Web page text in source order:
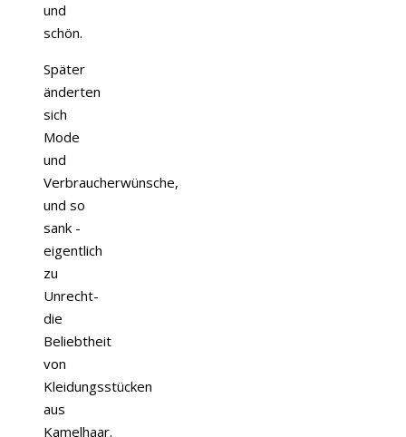
und
schön.
Später
änderten
sich
Mode
und
Verbraucherwünsche,
und so
sank -
eigentlich
zu
Unrecht-
die
Beliebtheit
von
Kleidungsstücken
aus
Kamelhaar.